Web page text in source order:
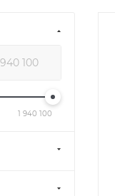
1 940 100